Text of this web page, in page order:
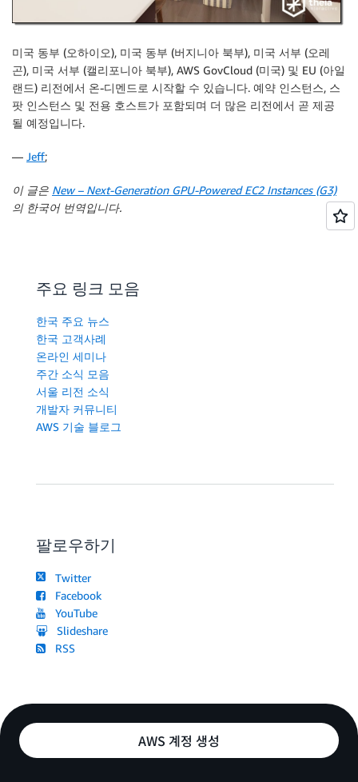
미국 동부 (오하이오), 미국 동부 (버지니아 북부), 미국 서부 (오레
곤), 미국 서부 (캘리포니아 북부), AWS GovCloud (미국) 및 EU (아일
랜드) 리전에서 온-디멘드로 시작할 수 있습니다. 예약 인스턴스, 스
팟 인스턴스 및 전용 호스트가 포함되며 더 많은 리전에서 곧 제공
될 예정입니다.
— Jeff;
이 글은 New – Next-Generation GPU-Powered EC2 Instances (G3)
의 한국어 번역입니다.
주요 링크 모음
한국 주요 뉴스
한국 고객사례
온라인 세미나
주간 소식 모음
서울 리전 소식
개발자 커뮤니티
AWS 기술 블로그
팔로우하기
Twitter
Facebook
YouTube
Slideshare
RSS
AWS 계정 생성